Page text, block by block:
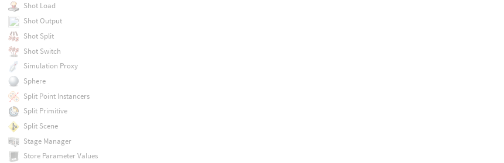
Shot Load
Shot Output
Shot Split
Shot Switch
Simulation Proxy
Sphere
Split Point Instancers
Split Primitive
Split Scene
Stage Manager
Store Parameter Values